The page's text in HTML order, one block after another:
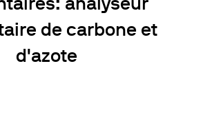
analyseur
de carbone et
d'azote